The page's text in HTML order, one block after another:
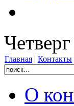
Главная | Контакты
О